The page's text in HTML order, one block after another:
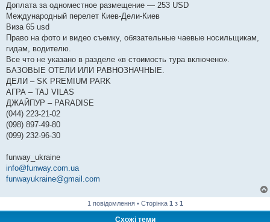
Доплата за одноместное размещение — 253 USD
Международный перелет Киев-Дели-Киев
Виза 65 usd
Право на фото и видео съемку, обязательные чаевые носильщикам,
гидам, водителю.
Все что не указано в разделе «в стоимость тура включено».
БАЗОВЫЕ ОТЕЛИ ИЛИ РАВНОЗНАЧНЫЕ.
ДЕЛИ – SK PREMIUM PARK
АГРА – TAJ VILAS
ДЖАЙПУР – PARADISE
(044) 223-21-02
(098) 897-49-80
(099) 232-96-30
funway_ukraine
info@funway.com.ua
funwayukraine@gmail.com
1 повідомлення • Сторінка 1 з 1
Схожі теми